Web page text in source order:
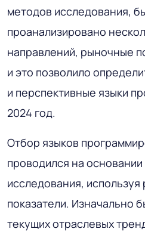
методов исследования,
проанализировано
направлений, рыночные
и это позволило
и перспективные языки
2024 год.
Отбор языков
проводился на
исследования,
показатели. Изначально
текущих отраслевых